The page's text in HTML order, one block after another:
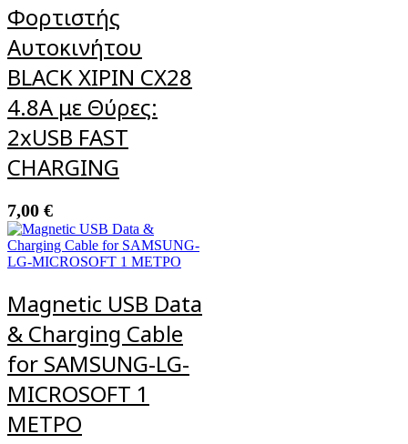
Φορτιστής
Αυτοκινήτου
BLACK XIPIN CX28
4.8A με Θύρες:
2xUSB FAST
CHARGING
7,00 €
Magnetic USB Data
& Charging Cable
for SAMSUNG-LG-
MICROSOFT 1
ΜΕΤΡΟ